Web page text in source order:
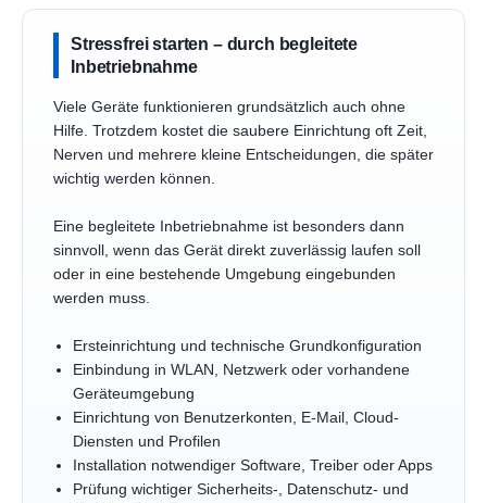
Stressfrei starten – durch begleitete
Inbetriebnahme
Viele Geräte funktionieren grundsätzlich auch ohne
Hilfe. Trotzdem kostet die saubere Einrichtung oft Zeit,
Nerven und mehrere kleine Entscheidungen, die später
wichtig werden können.
Eine begleitete Inbetriebnahme ist besonders dann
sinnvoll, wenn das Gerät direkt zuverlässig laufen soll
oder in eine bestehende Umgebung eingebunden
werden muss.
Ersteinrichtung und technische Grundkonfiguration
Einbindung in WLAN, Netzwerk oder vorhandene
Geräteumgebung
Einrichtung von Benutzerkonten, E-Mail, Cloud-
Diensten und Profilen
Installation notwendiger Software, Treiber oder Apps
Prüfung wichtiger Sicherheits-, Datenschutz- und